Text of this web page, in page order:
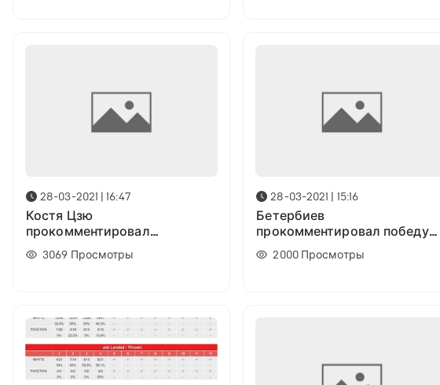
28-03-2021 | 16:47
Костя Цзю
прокомментировал
поражение Поветкина от
Уайта
3069 Просмотры
28-03-2021 | 15:16
Бетербиев
прокомментировал победу
Уайта над Поветкиным
2000 Просмотры